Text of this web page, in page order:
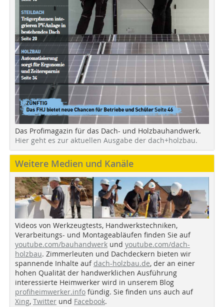
Das Profimagazin für das Dach- und Holzbauhandwerk.
Hier geht es zur aktuellen Ausgabe der dach+holzbau.
Weitere Medien und Kanäle
Videos von Werkzeugtests, Handwerkstechniken,
Verarbeitungs- und Montageabläufen finden Sie auf
youtube.com/bauhandwerk und youtube.com/dach-
holzbau. Zimmerleuten und Dachdeckern bieten wir
spannende Inhalte auf dach-holzbau.de, der an einer
hohen Qualität der handwerklichen Ausführung
interessierte Heimwerker wird in unserem Blog
profiheimwerker.info fündig. Sie finden uns auch auf
Xing, Twitter und Facebook.